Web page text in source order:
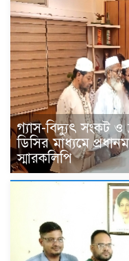
গ্যাস-বিদ্যুৎ সংকট ও
ডিসির মাধ্যমে
স্মারকলিপি